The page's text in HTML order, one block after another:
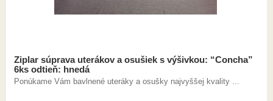
Ziplar súprava uterákov a osušiek s výšivkou: “Concha”
6ks odtieň: hnedá
Ponúkame Vám bavlnené uteráky a osušky najvyššej kvality ...